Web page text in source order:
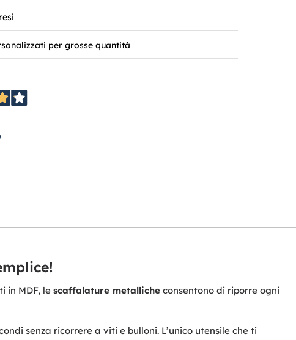
per grosse quantità
in MDF, le scaffalature metalliche consentono di riporre ogni
senza ricorrere a viti e bulloni. L’unico utensile che ti